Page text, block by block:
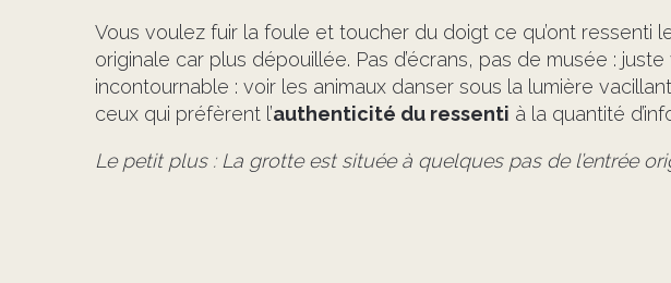
Vous voulez fuir la foule et toucher du doigt ce qu’ont ressenti
originale car plus dépouillée. Pas d’écrans, pas de musée :
incontournable : voir les animaux danser sous la lumière
ceux qui préfèrent l’authenticité du ressenti à la quantité
Le petit plus : La grotte est située à quelques pas de l’entrée